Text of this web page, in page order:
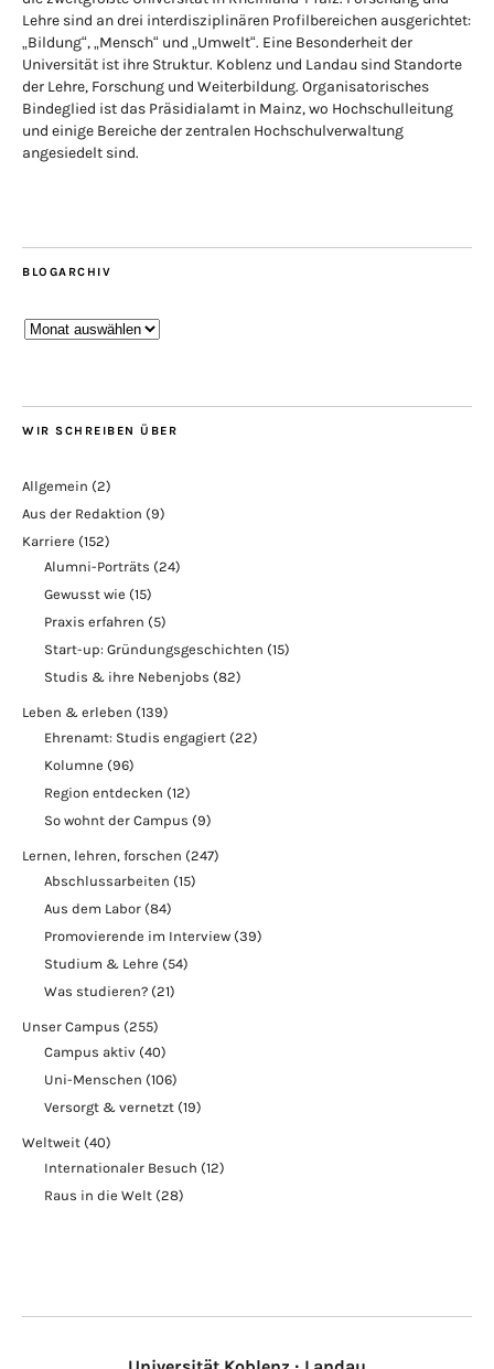
Lehre sind an drei interdisziplinären Profilbereichen ausgerichtet:
„Bildung“, „Mensch“ und „Umwelt“. Eine Besonderheit der
Universität ist ihre Struktur. Koblenz und Landau sind Standorte
der Lehre, Forschung und Weiterbildung. Organisatorisches
Bindeglied ist das Präsidialamt in Mainz, wo Hochschulleitung
und einige Bereiche der zentralen Hochschulverwaltung
angesiedelt sind.
BLOGARCHIV
Blogarchiv
WIR SCHREIBEN ÜBER
Allgemein (2)
Aus der Redaktion (9)
Karriere (152)
Alumni-Porträts (24)
Gewusst wie (15)
Praxis erfahren (5)
Start-up: Gründungsgeschichten (15)
Studis & ihre Nebenjobs (82)
Leben & erleben (139)
Ehrenamt: Studis engagiert (22)
Kolumne (96)
Region entdecken (12)
So wohnt der Campus (9)
Lernen, lehren, forschen (247)
Abschlussarbeiten (15)
Aus dem Labor (84)
Promovierende im Interview (39)
Studium & Lehre (54)
Was studieren? (21)
Unser Campus (255)
Campus aktiv (40)
Uni-Menschen (106)
Versorgt & vernetzt (19)
Weltweit (40)
Internationaler Besuch (12)
Raus in die Welt (28)